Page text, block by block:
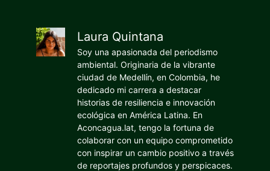
Laura Quintana
Soy una apasionada del periodismo
ambiental. Originaria de la vibrante
ciudad de Medellín, en Colombia, he
dedicado mi carrera a destacar
historias de resiliencia e innovación
ecológica en América Latina. En
Aconcagua.lat, tengo la fortuna de
colaborar con un equipo comprometido
con inspirar un cambio positivo a través
de reportajes profundos y perspicaces.